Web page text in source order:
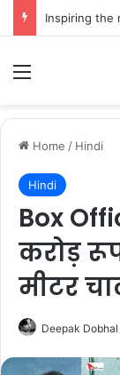
Home / Hindi
Hindi
Box
करोड़
मीटर
Deepak Dobhal